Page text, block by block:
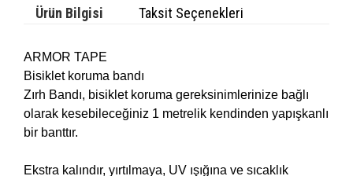
Ürün Bilgisi Taksit Seçenekleri
ARMOR TAPE
Bisiklet koruma bandı
Zırh Bandı, bisiklet koruma gereksinimlerinize bağlı
olarak kesebileceğiniz 1 metrelik kendinden yapışkanlı
bir banttır.
Ekstra kalındır, yırtılmaya, UV ışığına ve sıcaklık